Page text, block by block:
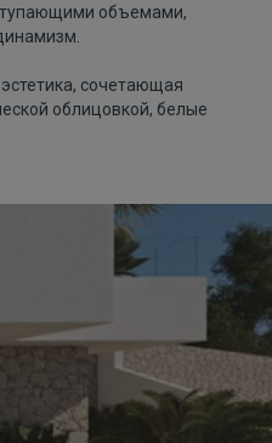
объемами,
сочетающая
облицовкой, белые